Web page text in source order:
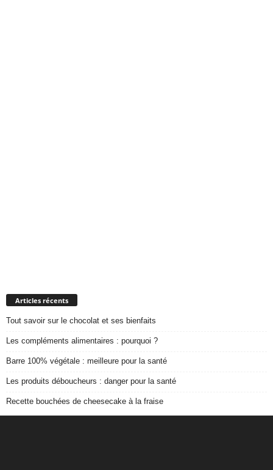
Articles récents
Tout savoir sur le chocolat et ses bienfaits
Les compléments alimentaires : pourquoi ?
Barre 100% végétale : meilleure pour la santé
Les produits déboucheurs : danger pour la santé
Recette bouchées de cheesecake à la fraise